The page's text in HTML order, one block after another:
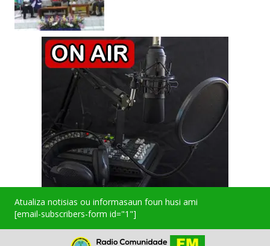
Atualiza notisias ou informasaun foun husi ami
[email-subscribers-form id="1"]